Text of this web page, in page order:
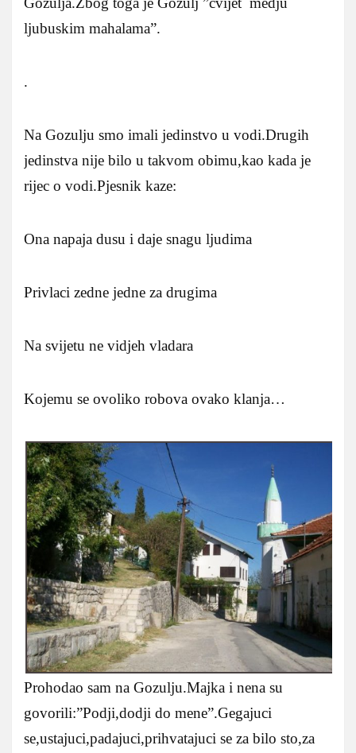
ljubuskim mahalama”.
.
Na Gozulju smo imali jedinstvo u vodi.Drugih
jedinstva nije bilo u takvom obimu,kao kada je
rijec o vodi.Pjesnik kaze:
Ona napaja dusu i daje snagu ljudima
Privlaci zedne jedne za drugima
Na svijetu ne vidjeh vladara
Kojemu se ovoliko robova ovako klanja…
Prohodao sam na Gozulju.Majka i nena su
govorili:”Podji,dodji do mene”.Gegajuci
se,ustajuci,padajuci,prihvatajuci se za bilo sto,za